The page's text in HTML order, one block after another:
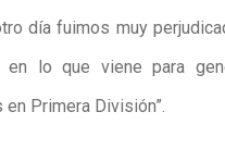
día fuimos muy
en lo que viene para
en Primera División”.